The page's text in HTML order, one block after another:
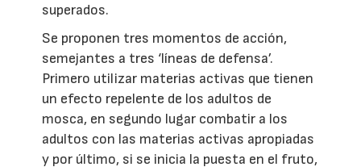
superados.
Se proponen tres momentos de acción,
semejantes a tres ‘líneas de defensa’.
Primero utilizar materias activas que tienen
un efecto repelente de los adultos de
mosca, en segundo lugar combatir a los
adultos con las materias activas apropiadas
y por último, si se inicia la puesta en el fruto,